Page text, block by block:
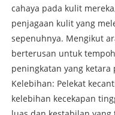
cahaya pada kulit
penjagaan kulit yang
sepenuhnya. Mengikut
berterusan untuk
peningkatan yang ketara
Kelebihan: Pelekat
kelebihan kecekapan